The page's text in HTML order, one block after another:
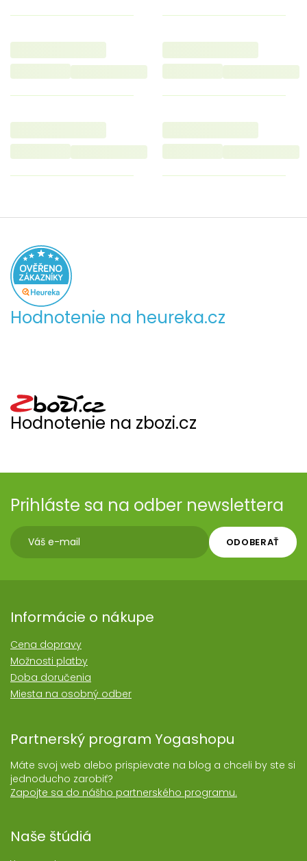
Hodnotenie na heureka.cz
Hodnotenie na zbozi.cz
Prihláste sa na odber newslettera
ODOBERAŤ
Informácie o nákupe
Cena dopravy
Možnosti platby
Doba doručenia
Miesta na osobný odber
Partnerský program Yogashopu
Máte svoj web alebo prispievate na blog a chceli by ste si
jednoducho zarobiť?
Zapojte sa do nášho partnerského programu.
Naše štúdiá